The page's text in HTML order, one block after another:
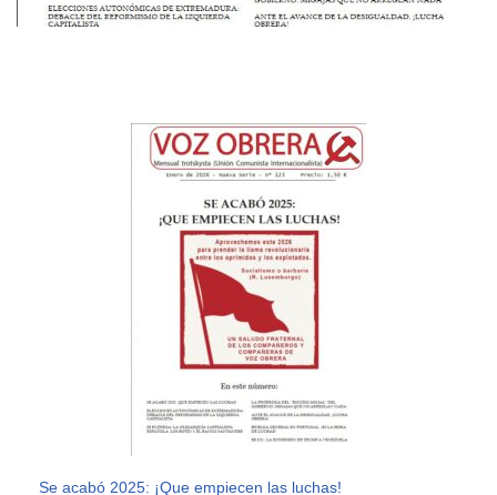
Se acabó 2025: ¡Que empiecen las luchas!